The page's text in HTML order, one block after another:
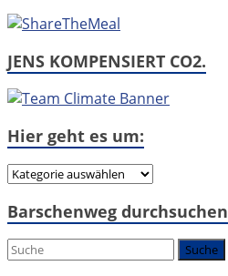
JENS KOMPENSIERT CO2.
Hier geht es um:
Hier
es
Barschenweg durchsuchen